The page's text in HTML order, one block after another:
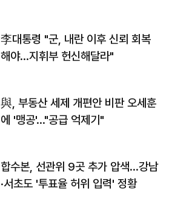
李대통령 "군, 내란 이후 신뢰 회복
해야…지휘부 헌신해달라"
與, 부동산 세제 개편안 비판 오세훈
에 '맹공'…"공급 억제기"
합수본, 선관위 9곳 추가 압색…강남
·서초도 '투표율 허위 입력' 정황